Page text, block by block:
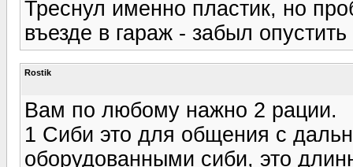
Треснул именно пластик, но
въезде в гараж - забыл опустить
Rostik
Вам по любому нажно 2 рации.
1 Сиби это для общения с
оборудованными сиби, это